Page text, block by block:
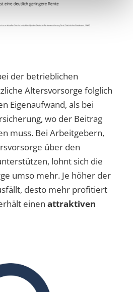
der betrieblichen
Altersvorsorge folglich
Eigenaufwand, als bei
wo der Beitrag
muss. Bei Arbeitgebern,
über den
lohnt sich die
umso mehr. Je höher der
desto mehr profitiert
einen attraktiven